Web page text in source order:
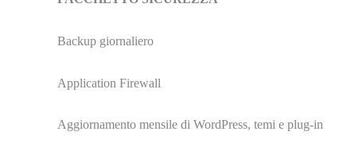
Backup giornaliero
Application Firewall
Aggiornamento mensile di WordPress, temi e plug-in